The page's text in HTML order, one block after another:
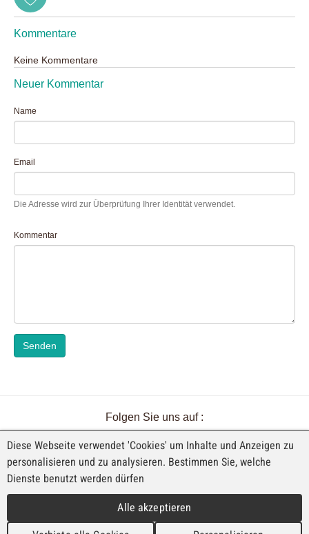
Kommentare
Keine Kommentare
Neuer Kommentar
Name
Email
Die Adresse wird zur Überprüfung Ihrer Identität verwendet.
Kommentar
Senden
Folgen Sie uns auf :
EINE AUSSTELLUNG VON FAJI SA
Rue Industrielle 98
CH-2740 Moutier
Diese Webseite verwendet 'Cookies' um Inhalte und Anzeigen zu
personalisieren und zu analysieren. Bestimmen Sie, welche
Dienste benutzt werden dürfen
Alle akzeptieren